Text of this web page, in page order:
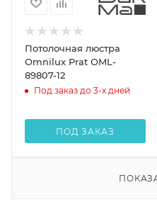
Потолочная люстра
Omnilux Prat OML-
89807-12
Под заказ до 3-х дней
ПОД ЗАКАЗ